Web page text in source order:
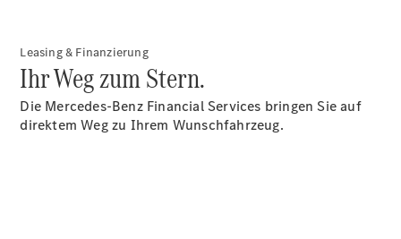
Benz
Store
Elektrotransporter
Sprinter
Leasing & Finanzierung
Ihr Weg zum Stern.
Die Mercedes-Benz Financial Services bringen Sie auf
direktem Weg zu Ihrem Wunschfahrzeug.